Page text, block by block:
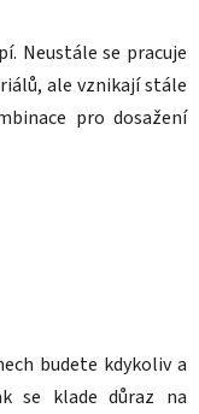
Neustále se pracuje
ale vznikají stále
pro dosažení
budete kdykoliv a
se klade důraz na